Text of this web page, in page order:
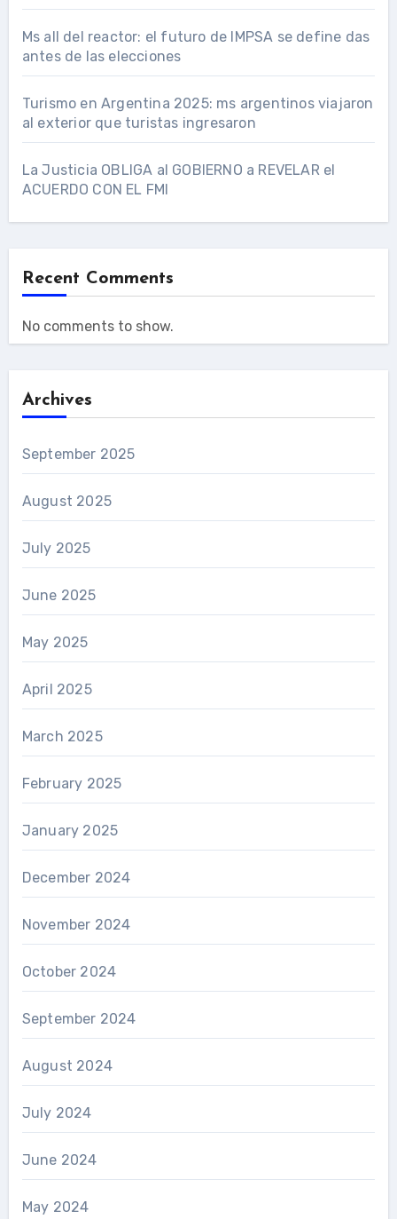
Ms all del reactor: el futuro de IMPSA se define das
antes de las elecciones
Turismo en Argentina 2025: ms argentinos viajaron
al exterior que turistas ingresaron
La Justicia OBLIGA al GOBIERNO a REVELAR el
ACUERDO CON EL FMI
Recent Comments
No comments to show.
Archives
September 2025
August 2025
July 2025
June 2025
May 2025
April 2025
March 2025
February 2025
January 2025
December 2024
November 2024
October 2024
September 2024
August 2024
July 2024
June 2024
May 2024